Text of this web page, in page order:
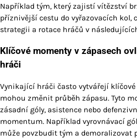
Například tým, který zajistí vítězství
příznivější cestu do vyřazovacích kol,
strategii a rotace hráčů v
Klíčové momenty v zápasech
hráči
Vynikající hráči často vytvářejí
mohou změnit průběh zápasu. Tyto
zásadní góly, asistence nebo
momentum. Například vyrovnávací
může povzbudit tým a demoralizovat